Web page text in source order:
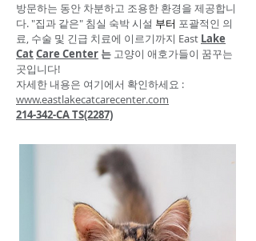
방문하는 동안 차분하고 조용한 환경을 제공합니
다. "집과 같은" 침실 숙박 시설 부터 포괄적인 의
료, 수술 및 긴급 치료에 이르기까지 East Lake
CatCare Center 는 고양이 애호가들이 꿈꾸는
곳입니다!
자세한 내용은 여기에서 확인하세요 :
www.eastlakecatcarecenter.com
214-342-CATS(2287)